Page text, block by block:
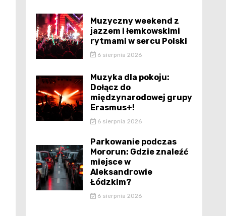
Muzyczny weekend z
jazzem i łemkowskimi
rytmami w sercu Polski
6 sierpnia 2026
Muzyka dla pokoju:
Dołącz do
międzynarodowej grupy
Erasmus+!
6 sierpnia 2026
Parkowanie podczas
Mororun: Gdzie znaleźć
miejsce w
Aleksandrowie
Łódzkim?
6 sierpnia 2026